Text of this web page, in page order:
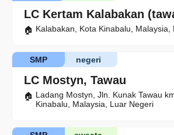
LC Kertam Kalabakan
Kalabakan, Kota Kinabalu, Malaysia,
LC Mostyn, Tawau
negeri
SMP
Ladang Mostyn, Jln. Kunak Tawau
Kinabalu, Malaysia, Luar Negeri